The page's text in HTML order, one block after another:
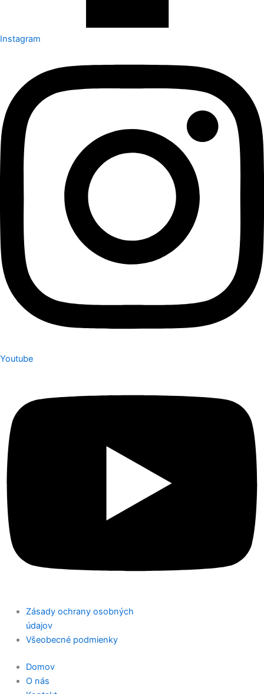
Instagram
Youtube
Zásady ochrany osobných
údajov
Všeobecné podmienky
Domov
O nás